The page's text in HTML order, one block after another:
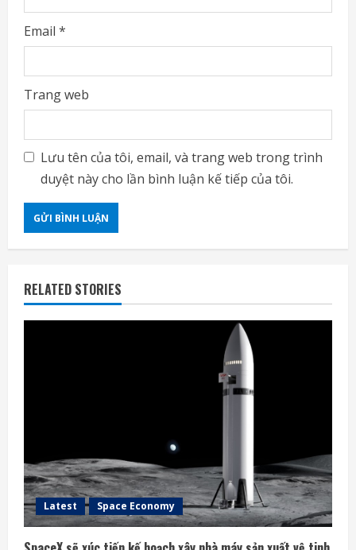
Email *
Trang web
Lưu tên của tôi, email, và trang web trong trình
duyệt này cho lần bình luận kế tiếp của tôi.
RELATED STORIES
Latest Space Economy